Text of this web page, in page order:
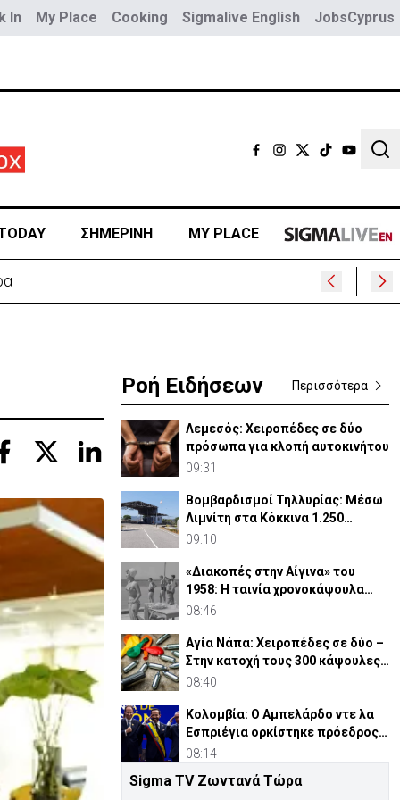
In My Place Cooking Sigmalive English JobsCyprus
ΣΗΜΕΡΙΝΗ MY PLACE
Ροή Ειδήσεων Περισσότερα
Λεμεσός: Χειροπέδες σε δύο
πρόσωπα για κλοπή αυτοκινήτου
09:31
Βομβαρδισμοί Τηλλυρίας: Μέσω
Λιμνίτη στα Κόκκινα 1.250
Τουρκοκύπριοι
09:10
«Διακοπές στην Αίγινα» του
1958: Η ταινία χρονοκάψουλα
μιας Ελλάδας που χάθηκε
08:46
Αγία Νάπα: Χειροπέδες σε δύο –
Στην κατοχή τους 300 κάψουλες
«laughing gas»
08:40
Κολομβία: Ο Αμπελάρδο ντε λα
Εσπριέγια ορκίστηκε πρόεδρος
της χώρας
08:14
Τηλλυρία: 62 χρόνια από τους
Sigma TV Ζωντανά Τώρα